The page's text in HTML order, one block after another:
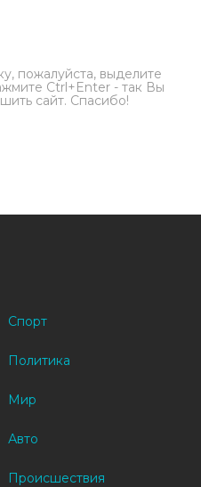
пожалуйста, выделите
Ctrl+Enter - так Вы
сайт. Спасибо!
Спорт
Политика
Мир
Авто
Происшествия